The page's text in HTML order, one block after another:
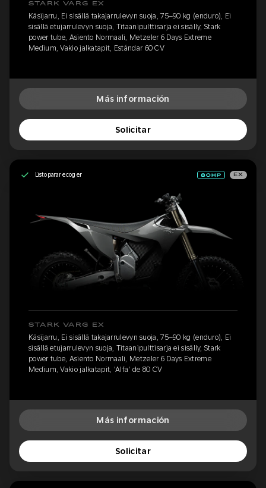
STARK VARG EX
Käsijarru, Ei sisällä takajarrulevyn suoja, 75–90 kg (enduro), Ei
sisällä etujarrulevyn suoja, Titaanipulttisarja ei sisälly, Stark
power tube, Asiento Normaali, Metzeler 6 Days Extreme
Medium, Vakio jalkatapit, Estándar 60 CV
Más información
Solicitar
Listo para recoger EX
STARK VARG EX
Käsijarru, Ei sisällä takajarrulevyn suoja, 75–90 kg (enduro), Ei
sisällä etujarrulevyn suoja, Titaanipulttisarja ei sisälly, Stark
power tube, Asiento Normaali, Metzeler 6 Days Extreme
Medium, Vakio jalkatapit, 'Alfa' de 80 CV
Más información
Solicitar